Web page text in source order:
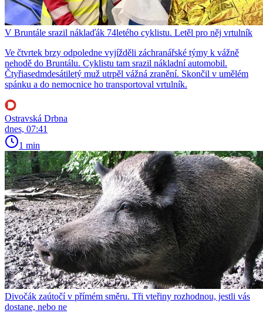
V Bruntále srazil náklaďák 74letého cyklistu. Letěl pro něj vrtulník
Ve čtvrtek brzy odpoledne vyjížděli záchranářské týmy k vážně
nehodě do Bruntálu. Cyklistu tam srazil nákladní automobil.
Čtyřiasedmdesátiletý muž utrpěl vážná zranění. Skončil v umělém
spánku a do nemocnice ho transportoval vrtulník.
Ostravská Drbna
dnes, 07:41
1 min
Divočák zaútočí v přímém směru. Tři vteřiny rozhodnou, jestli vás
dostane, nebo ne